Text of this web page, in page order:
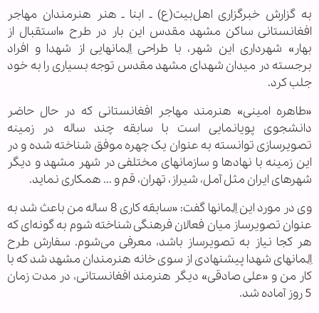
به گزارش خبرگزاری اهل‌بیت(ع) ـ ابنا ـ هنر هنرمندان مهاجر
افغانستانی ساکن مشهد مقدس این بار در طرح «استقبال از
بهار» شهرداری این شهر، با طراحی اِلِمانهایی از شهدا و افراد
برجسته در میدان شهدای مشهد مقدس توجه بسیاری را به خود
جلب کرد.
«طاهره امینی» هنرمند مهاجر افغانستانی که در حال حاضر
دانشجوی پویانمایی است با سابقه چند ساله در زمینه
تصویرسازی توانسته به عنوان یک چهره موفق شناخته شده و در
این زمینه با نهادها و سازمانهای مختلفی در شهر مشهد و دیگر
شهرهای ایران مثل آمل، شیراز، تهران، قم و ... همکاری نماید.
وی در مورد این اِلِمانها گفت: «سابقه کاری 8 ساله من باعث شد به
عنوان تصویرساز میان فعالان فرهنگی شناخته شوم به گونه‌ای که
هر کجا نیاز به تصویرساز باشد، معرفی می‌شوم. سفارش طرح
اِلِمانهای شهدا پیشنهادی از سوی خانه هنرمندان مشهد شد که با
کار من و «علی صادقی» دیگر هنرمند افغانستانی، در مدت زمان
5 روز آماده شد.